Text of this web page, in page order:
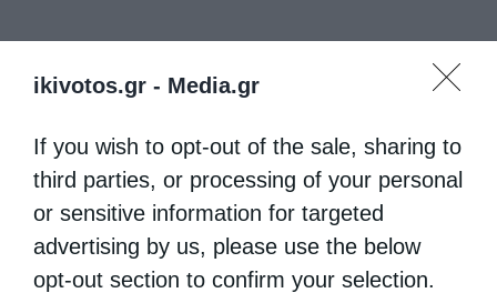
ikivotos.gr - Media.gr
If you wish to opt-out of the sale, sharing to
third parties, or processing of your personal
or sensitive information for targeted
advertising by us, please use the below
opt-out section to confirm your selection.